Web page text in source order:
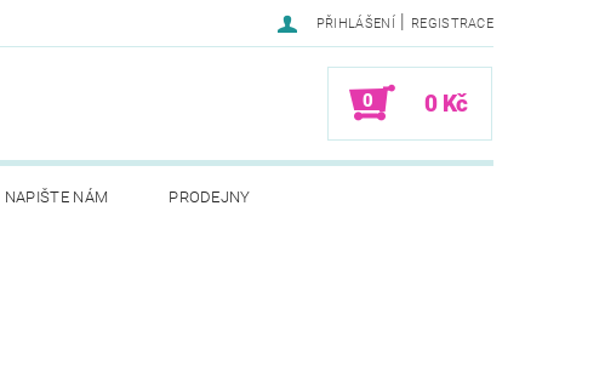
PŘIHLÁŠENÍ | REGISTRACE
0 0 Kč
NAPIŠTE NÁM PRODEJNY